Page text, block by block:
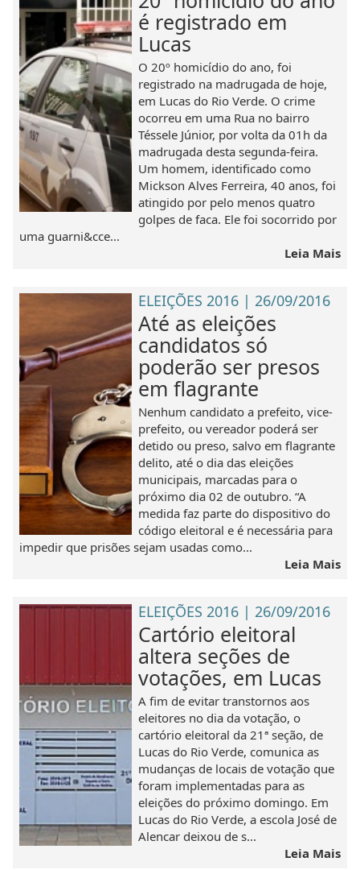
é registrado em
Lucas
O 20º homicídio do ano, foi
registrado na madrugada de hoje,
em Lucas do Rio Verde. O crime
ocorreu em uma Rua no bairro
Téssele Júnior, por volta da 01h da
madrugada desta segunda-feira.
Um homem, identificado como
Mickson Alves Ferreira, 40 anos, foi
atingido por pelo menos quatro
golpes de faca. Ele foi socorrido por
uma guarni&cce...
Leia Mais
ELEIÇÕES 2016 | 26/09/2016
Até as eleições
candidatos só
poderão ser presos
em flagrante
Nenhum candidato a prefeito, vice-
prefeito, ou vereador poderá ser
detido ou preso, salvo em flagrante
delito, até o dia das eleições
municipais, marcadas para o
próximo dia 02 de outubro. “A
medida faz parte do dispositivo do
código eleitoral e é necessária para
impedir que prisões sejam usadas como...
Leia Mais
ELEIÇÕES 2016 | 26/09/2016
Cartório eleitoral
altera seções de
votações, em Lucas
A fim de evitar transtornos aos
eleitores no dia da votação, o
cartório eleitoral da 21ª seção, de
Lucas do Rio Verde, comunica as
mudanças de locais de votação que
foram implementadas para as
eleições do próximo domingo. Em
Lucas do Rio Verde, a escola José de
Alencar deixou de s...
Leia Mais